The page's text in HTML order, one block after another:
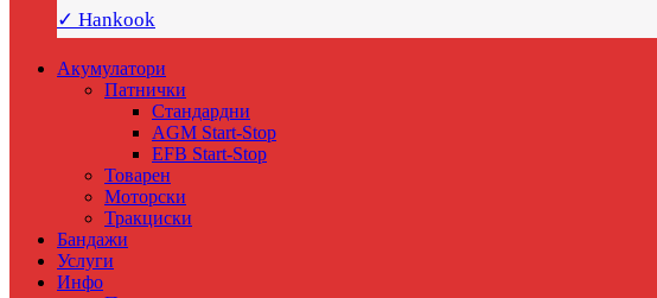
✓ Hankook
Акумулатори
Патнички
Стандардни
AGM Start-Stop
EFB Start-Stop
Товарен
Моторски
Тракциски
Бандажи
Услуги
Инфо